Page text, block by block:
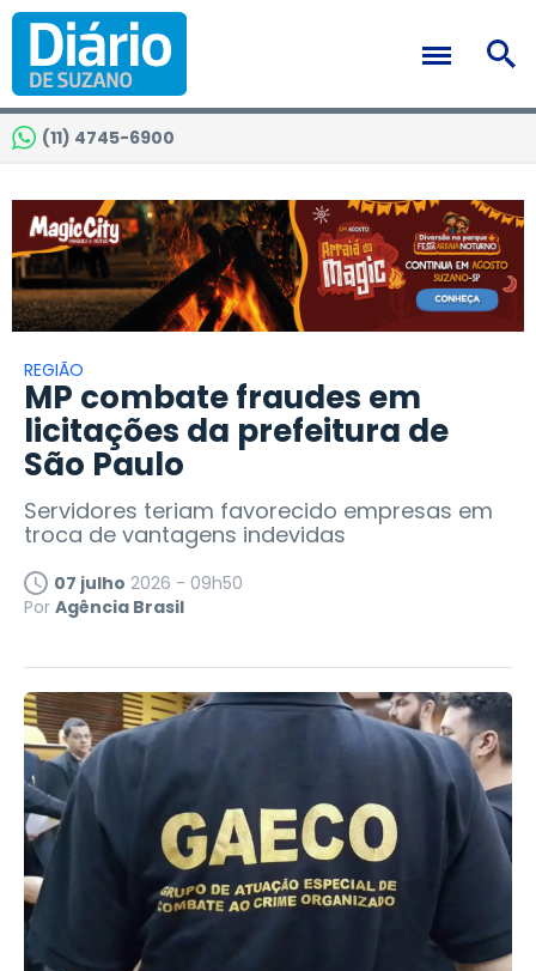
(11) 4745-6900
REGIÃO
MP combate fraudes em
licitações da prefeitura de
São Paulo
Servidores teriam favorecido empresas em
troca de vantagens indevidas
07 julho 2026 - 09h50
Por Agência Brasil